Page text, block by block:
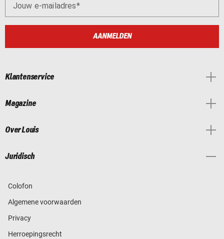
Jouw e-mailadres
AANMELDEN
Klantenservice
Magazine
Over Louis
Juridisch
Colofon
Algemene voorwaarden
Privacy
Herroepingsrecht